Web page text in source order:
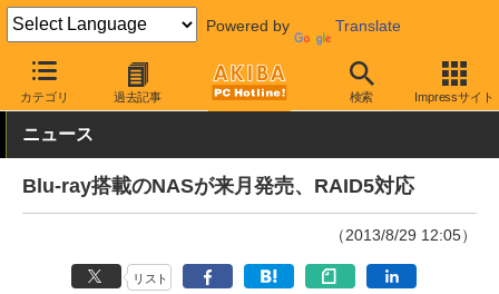
Powered by Translate
カテゴリ 過去記事 検索 Impressサイト
AKIBA PC Hotline! PC周辺機器 NAS 玄人志向
ニュース
Blu-ray搭載のNASが来月発売、RAID5対応
（2013/8/29 12:05）
リスト